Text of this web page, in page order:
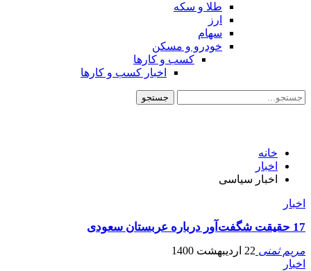
طلا و سکه
ارز
سهام
خودرو و مسکن
کسب و کارها
اخبار کسب و کارها
خانه
اخبار
اخبار سیاسی
اخبار
17 حقیقت شگفت‌آور درباره عربستان سعودی
مریم ثمنی 22 اردیبهشت 1400
اخبار